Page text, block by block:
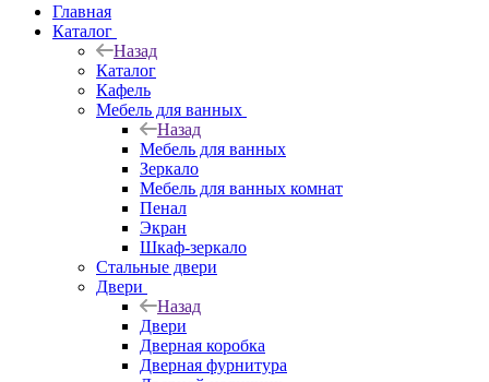
Главная
Каталог
Назад
Каталог
Кафель
Мебель для ванных
Назад
Мебель для ванных
Зеркало
Мебель для ванных комнат
Пенал
Экран
Шкаф-зеркало
Стальные двери
Двери
Назад
Двери
Дверная коробка
Дверная фурнитура